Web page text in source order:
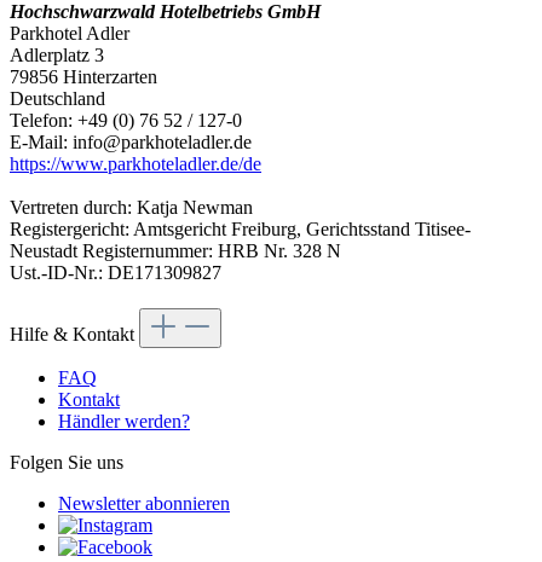
Hochschwarzwald Hotelbetriebs GmbH
Parkhotel Adler
Adlerplatz 3
79856 Hinterzarten
Deutschland
Telefon: +49 (0) 76 52 / 127-0
E-Mail: info@parkhoteladler.de
https://www.parkhoteladler.de/de
Vertreten durch: Katja Newman
Registergericht: Amtsgericht Freiburg, Gerichtsstand Titisee-
Neustadt Registernummer: HRB Nr. 328 N
Ust.-ID-Nr.: DE171309827
Hilfe & Kontakt
FAQ
Kontakt
Händler werden?
Folgen Sie uns
Newsletter abonnieren